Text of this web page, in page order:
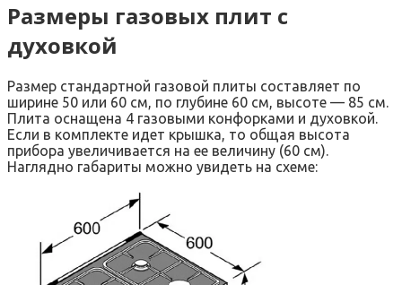
Размеры газовых плит с
духовкой
Размер стандартной газовой плиты составляет по
ширине 50 или 60 см, по глубине 60 см, высоте — 85 см.
Плита оснащена 4 газовыми конфорками и духовкой.
Если в комплекте идет крышка, то общая высота
прибора увеличивается на ее величину (60 см).
Наглядно габариты можно увидеть на схеме: